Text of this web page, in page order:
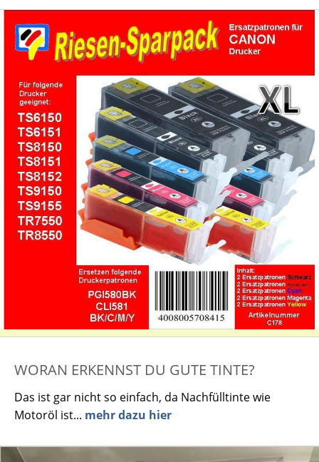
WORAN ERKENNST DU GUTE TINTE?
Das ist gar nicht so einfach, da Nachfülltinte wie
Motoröl ist... mehr dazu hier